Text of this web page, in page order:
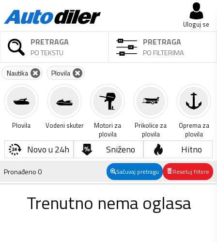
Uloguj se
PRETRAGA
PO TEKSTU
PRETRAGA
PO FILTERIMA
Nautika Plovila
Plovila Vodeni skuter
Motori za
plovila
Prikolice za
plovila
Oprema za
plovila
Novo u 24h Sniženo Hitno
Pronađeno0 Sačuvaj pretragu Resetuj filtere
Trenutno nema oglasa